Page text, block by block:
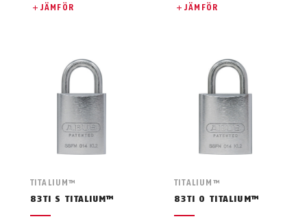
JÄMFÖR JÄMFÖR
TITALIUM™
83TI S TITALIUM™
TITALIUM™
83TI O TITALIUM™